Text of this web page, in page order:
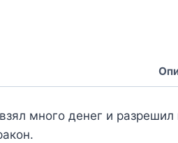
много денег и